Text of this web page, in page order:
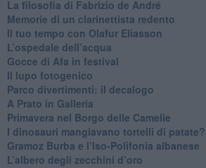
​La filosofia di Fabrizio de André
Memorie di un clarinettista redento
​Il tuo tempo con Olafur Eliasson
​L’ospedale dell’acqua
​Gocce di Afa in festival
​Il lupo fotogenico
​Parco divertimenti: il decalogo
​A Prato in Galleria
​Primavera nel Borgo delle Camelie
I dinosauri mangiavano tortelli di patate?
​Gramoz Burba e l’Iso-Polifonia albanese
L’albero degli zecchini d’oro